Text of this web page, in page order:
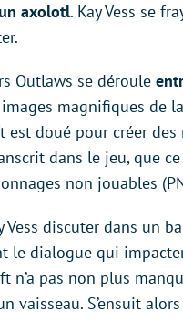
axolotl. Kay Vess se
Outlaws se déroule
images magnifiques de
doué pour créer des
dans le jeu, que
non jouables
discuter dans un
le dialogue qui
n’a pas non plus
vaisseau. S’ensuit alors